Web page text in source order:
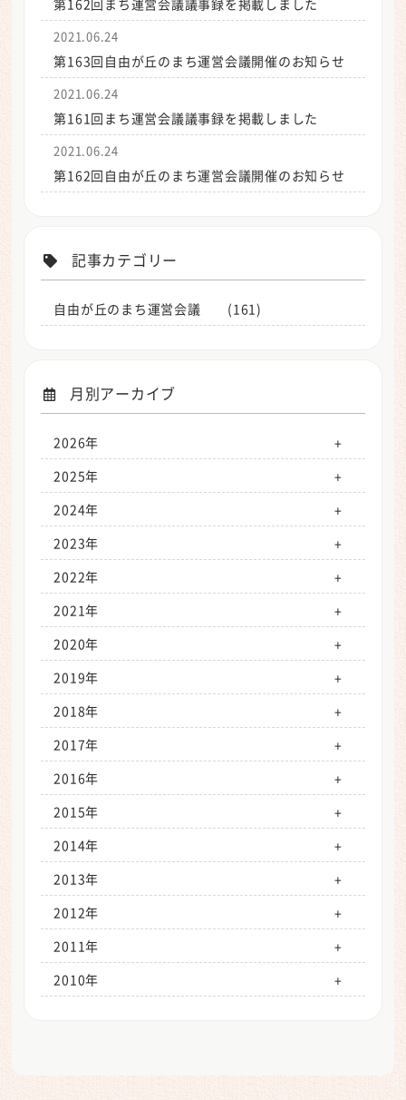
2021.06.24
第163回自由が丘のまち運営会議開催のお知らせ
2021.06.24
第161回まち運営会議議事録を掲載しました
2021.06.24
第162回自由が丘のまち運営会議開催のお知らせ
記事カテゴリー
自由が丘のまち運営会議 (161)
月別アーカイブ
2026年
1月（2）
2月（2）
3月（2）
4月（1）
5月（2）
6月（1）
7月（2）
8月（0）
9月（0）
10月（0）
11月（0）
12月（0）
2025年
1月（2）
2月（2）
3月（1）
4月（3）
5月（2）
6月（2）
7月（2）
8月（0）
9月（2）
10月（2）
11月（1）
12月（1）
2024年
1月（2）
2月（1）
3月（3）
4月（2）
5月（2）
6月（2）
7月（2）
8月（0）
9月（2）
10月（2）
11月（2）
12月（0）
2023年
1月（3）
2月（2）
3月（2）
4月（2）
5月（2）
6月（2）
7月（2）
8月（0）
9月（2）
10月（2）
11月（1）
12月（0）
2022年
1月（1）
2月（1）
3月（2）
4月（2）
5月（1）
6月（1）
7月（2）
8月（1）
9月（2）
10月（1）
11月（2）
12月（1）
2021年
1月（1）
2月（1）
3月（1）
4月（1）
5月（1）
6月（1）
7月（0）
8月（1）
9月（1）
10月（2）
11月（2）
2020年
1月（1）
2月（0）
3月（0）
4月（1）
5月（1）
6月（1）
7月（2）
8月（1）
9月（1）
10月（1）
2019年
1月（1）
2月（1）
3月（1）
4月（1）
5月（0）
6月（1）
7月（2）
8月（0）
9月（1）
2018年
1月（0）
2月（1）
3月（1）
4月（0）
5月（1）
6月（1）
7月（1）
8月（1）
2017年
1月（0）
2月（1）
3月（1）
4月（0）
5月（0）
6月（0）
7月（1）
2016年
1月（1）
2月（0）
3月（1）
4月（0）
5月（1）
6月（0）
2015年
1月（0）
2月（0）
3月（0）
4月（0）
5月（0）
2014年
1月（0）
2月（0）
3月（3）
4月（0）
2013年
1月（0）
2月（0）
3月（0）
2012年
1月（0）
2月（9）
2011年
1月（0）
2010年